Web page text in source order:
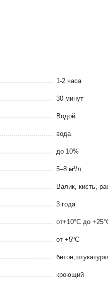
1-2 часа
30 минут
Водой
вода
до 10%
5–8 м²/л
Валик, кисть,
3 года
от+10°C до
от +5ºC
кроющий